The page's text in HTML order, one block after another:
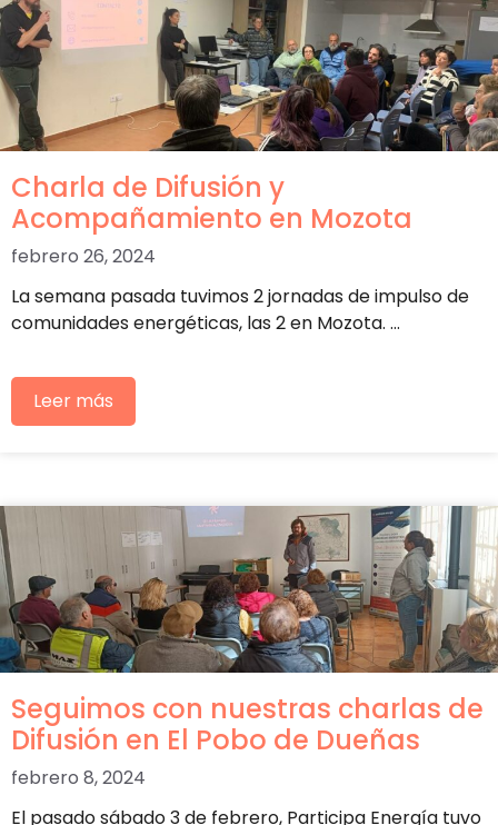
Charla de Difusión y
Acompañamiento en Mozota
febrero 26, 2024
La semana pasada tuvimos 2 jornadas de impulso de
comunidades energéticas, las 2 en Mozota. …
Leer más
Seguimos con nuestras charlas de
Difusión en El Pobo de Dueñas
febrero 8, 2024
El pasado sábado 3 de febrero, Participa Energía tuvo